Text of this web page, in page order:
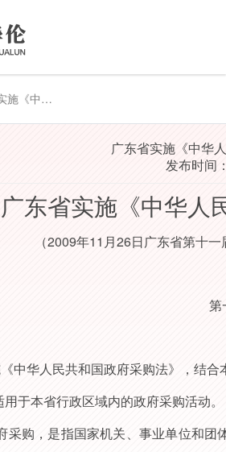
国政府采购法》办法
广东省实施《中华
发布时间
广东省实施《中华人
（2009年11 月 26日广东省第十
第
中华人民共和国政府采购法》，结合
于本省行政区域内的政府采购活动。
采购，是指国家机关、事业单位和